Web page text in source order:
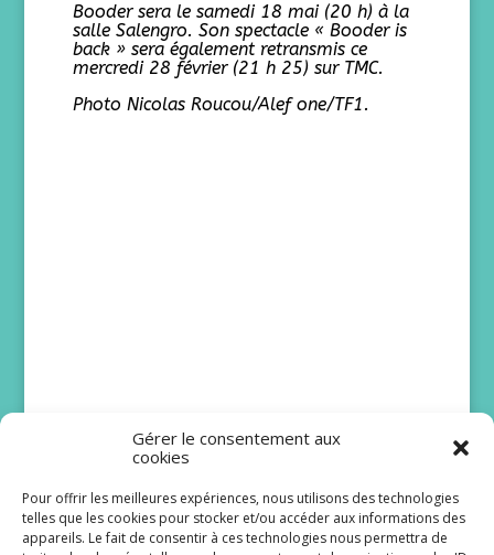
Gérer le consentement aux
cookies
Pour offrir les meilleures expériences, nous utilisons des technologies
telles que les cookies pour stocker et/ou accéder aux informations des
appareils. Le fait de consentir à ces technologies nous permettra de
Booder sera le samedi 18 mai (20 h) à la
salle Salengro. Son spectacle « Booder is
back » sera également retransmis ce
mercredi 28 février (21 h 25) sur TMC.
Photo Nicolas Roucou/Alef one/TF1.
Bruno Solo et Issa